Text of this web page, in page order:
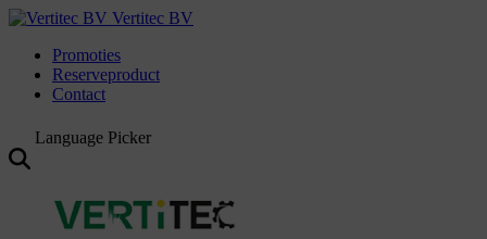
Vertitec BV
Promoties
Reserveproduct
Contact
Language Picker